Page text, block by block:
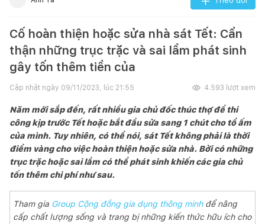
Cố hoàn thiện hoặc sửa nhà sát Tết: Cẩn
thận những trục trặc và sai lầm phát sinh
gây tốn thêm tiền của
Cập nhật ngày 09/11/2023, lúc 21:55 4.593 lượt xem
Năm mới sắp đến, rất nhiều gia chủ đốc thúc thợ để thi
công kịp trước Tết hoặc bắt đầu sửa sang 1 chút cho tổ ấm
của mình. Tuy nhiên, có thể nói, sát Tết không phải là thời
điểm vàng cho việc hoàn thiện hoặc sửa nhà. Bởi có những
trục trặc hoặc sai lầm có thể phát sinh khiến các gia chủ
tốn thêm chi phí như sau.
Tham gia Group Cộng đồng gia dụng thông minhđể nâng
cấp chất lượng sống và trang bị những kiến thức hữu ích cho